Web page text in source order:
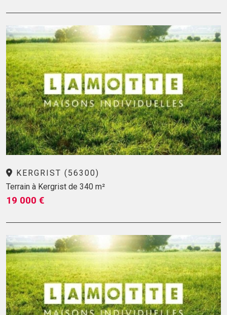
KERGRIST (56300)
Terrain à Kergrist de 340 m²
19 000 €